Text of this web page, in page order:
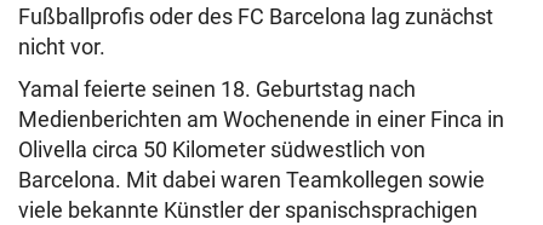
Fußballprofis oder des FC Barcelona lag zunächst
nicht vor.
Yamal feierte seinen 18. Geburtstag nach
Medienberichten am Wochenende in einer Finca in
Olivella circa 50 Kilometer südwestlich von
Barcelona. Mit dabei waren Teamkollegen sowie
viele bekannte Künstler der spanischsprachigen